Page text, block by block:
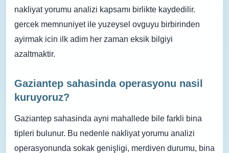
nakliyat yorumu analizi kapsamı birlikte kaydedilir.
gercek memnuniyet ile yuzeysel ovguyu birbirinden
ayirmak icin ilk adim her zaman eksik bilgiyi
azaltmaktir.
Gaziantep sahasinda operasyonu nasil
kuruyoruz?
Gaziantep sahasinda ayni mahallede bile farkli bina
tipleri bulunur. Bu nedenle nakliyat yorumu analizi
operasyonunda sokak genişligi, merdiven durumu, bina